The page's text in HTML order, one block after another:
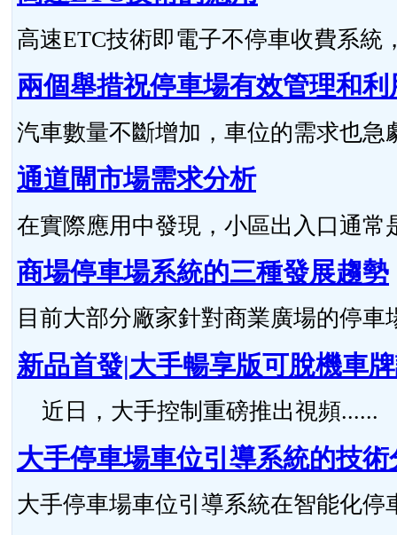
高速ETC技術即電子不停車收費系統
兩個舉措祝停車場有效管理和利
汽車數量不斷增加，車位的需求也
通道閘市場需求分析
在實際應用中發現，小區出入口通
商場停車場系統的三種發展趨勢
目前大部分廠家針對商業廣場的停
新品首發|大手暢享版可脫機車
近日，大手控制重磅推出視頻......
大手停車場車位引導系統的技術
大手停車場車位引導系統在智能化